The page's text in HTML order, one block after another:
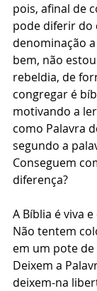
pois, afinal de
pode diferir do
denominação
bem, não
rebeldia, de
congregar é
motivando a
como Palavra
segundo a
Conseguem
diferença?
A Bíblia é viva
Não tentem
em um pote
Deixem a
deixem-na